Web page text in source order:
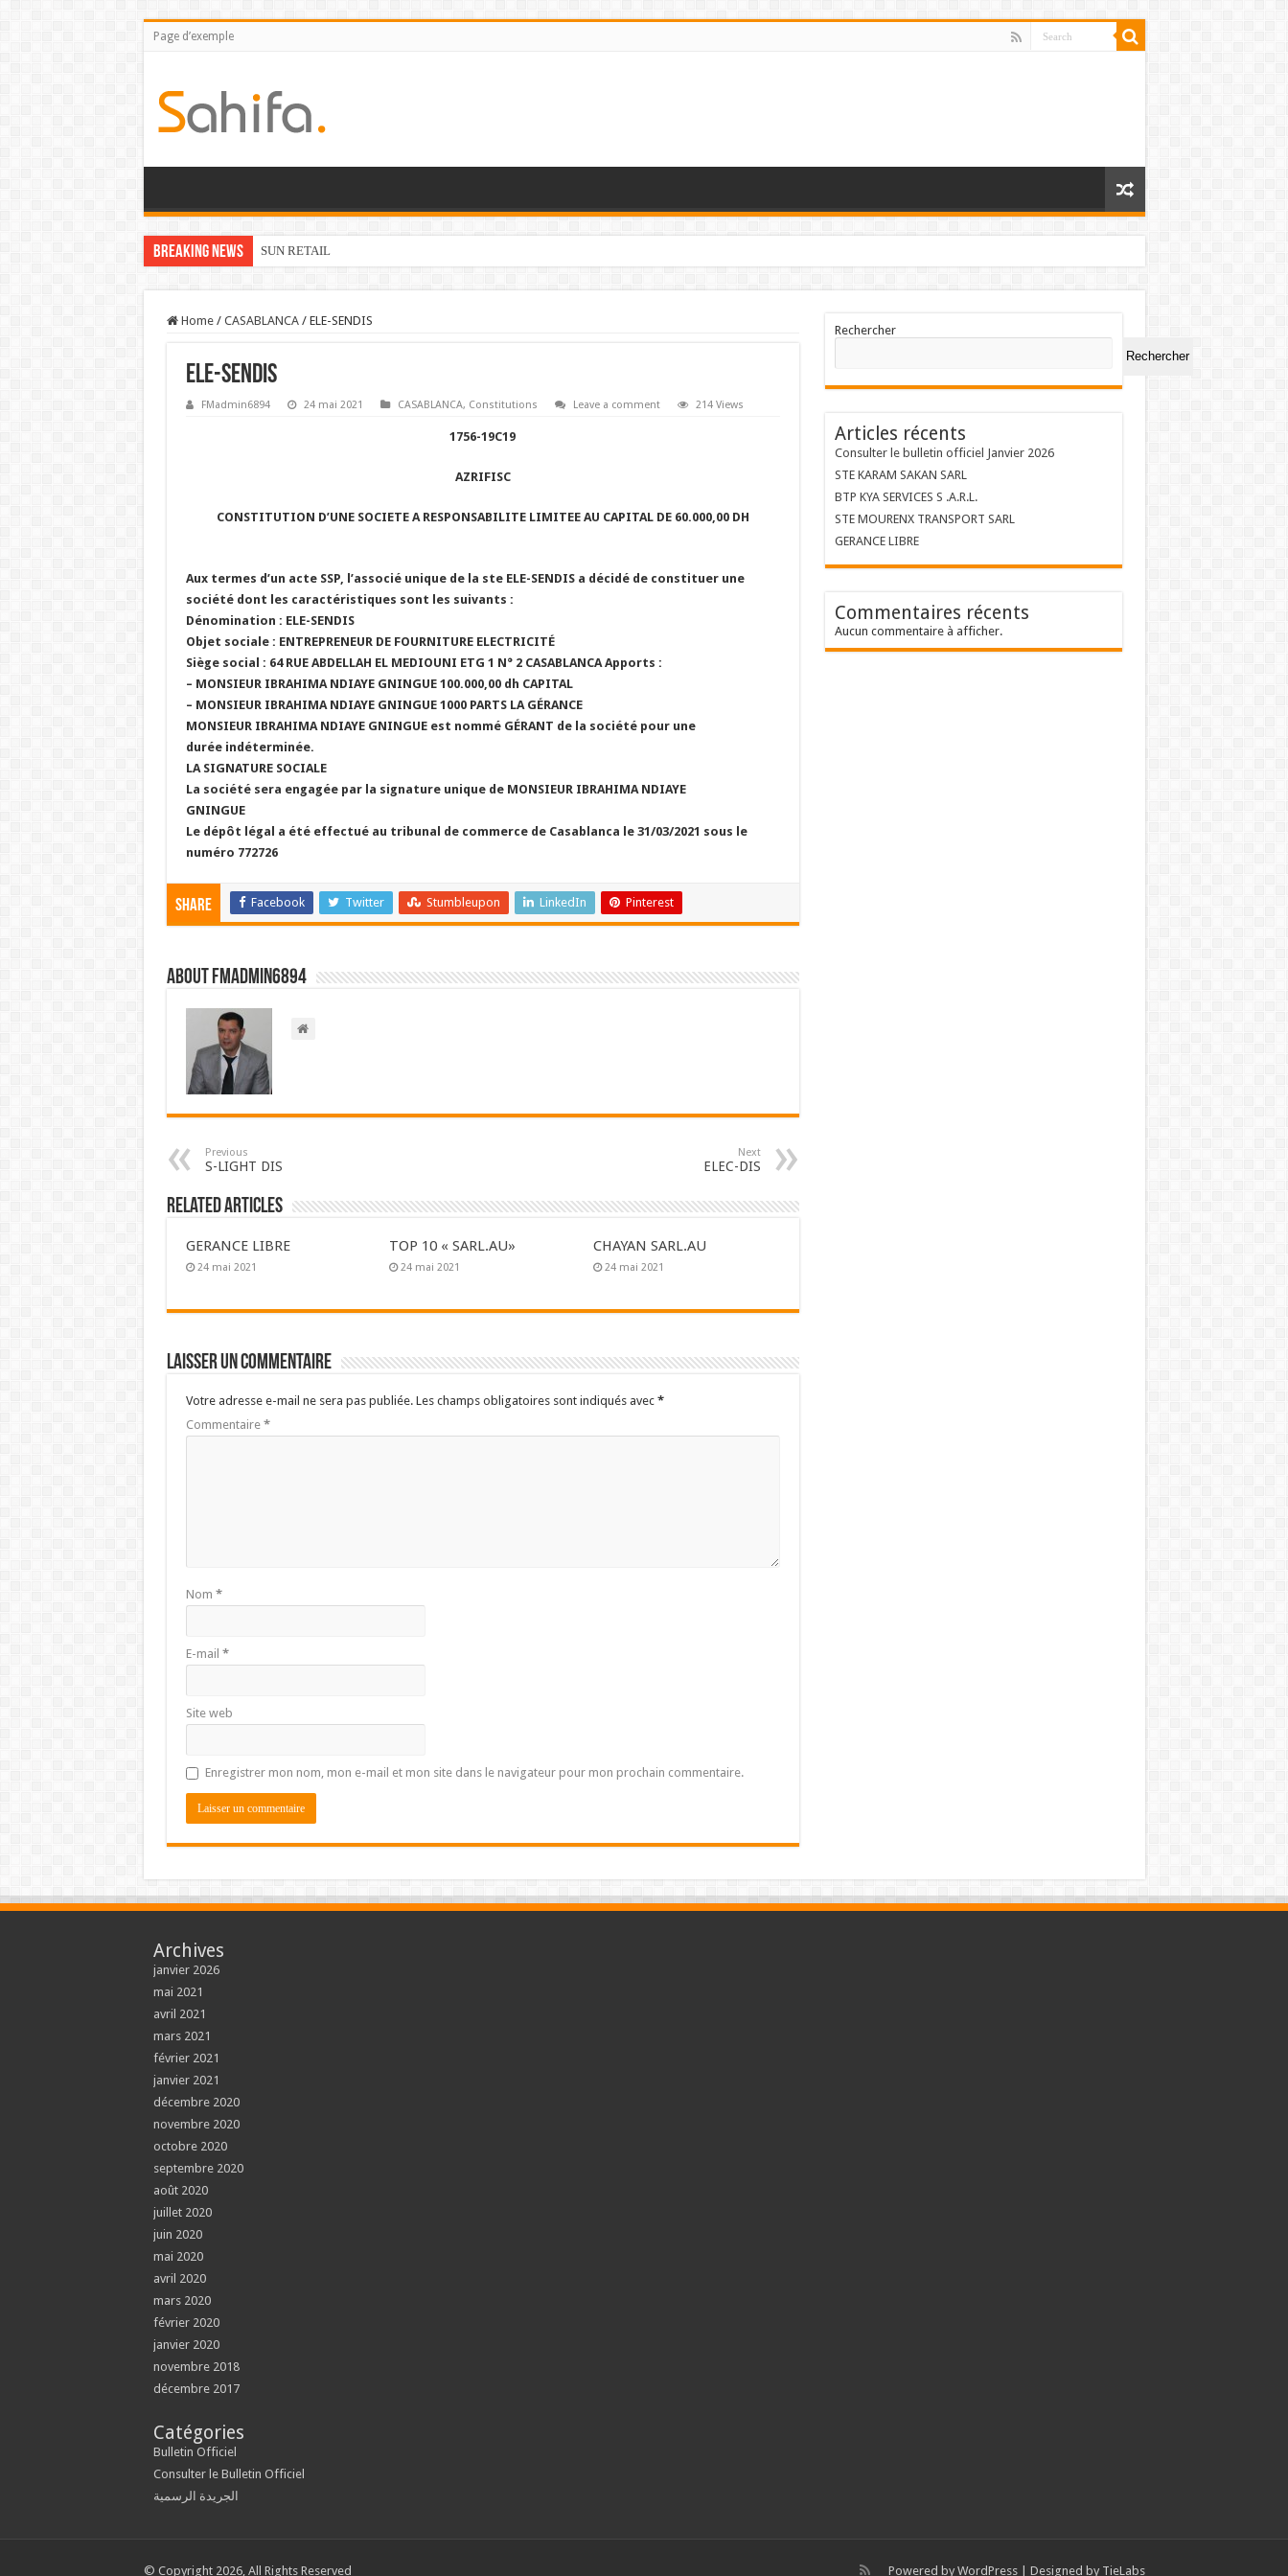
Page d’exemple
Breaking News SUN RETAIL
Home / CASABLANCA / ELE-SENDIS
ELE-SENDIS
FMadmin6894 24 mai 2021 CASABLANCA, Constitutions Leave a comment 214 Views
1756-19C19
AZRIFISC
CONSTITUTION D’UNE SOCIETE A RESPONSABILITE LIMITEE AU CAPITAL DE 60.000,00 DH
Aux termes d’un acte SSP, l’associé unique de la ste ELE-SENDIS a décidé de constituer une
société dont les caractéristiques sont les suivants :
Dénomination : ELE-SENDIS
Objet sociale : ENTREPRENEUR DE FOURNITURE ELECTRICITÉ
Siège social : 64 RUE ABDELLAH EL MEDIOUNI ETG 1 N° 2 CASABLANCA Apports :
– MONSIEUR IBRAHIMA NDIAYE GNINGUE 100.000,00 dh CAPITAL
– MONSIEUR IBRAHIMA NDIAYE GNINGUE 1000 PARTS LA GÉRANCE
MONSIEUR IBRAHIMA NDIAYE GNINGUE est nommé GÉRANT de la société pour une
durée indéterminée.
LA SIGNATURE SOCIALE
La société sera engagée par la signature unique de MONSIEUR IBRAHIMA NDIAYE
GNINGUE
Le dépôt légal a été effectué au tribunal de commerce de Casablanca le 31/03/2021 sous le
numéro 772726
Share Facebook Twitter Stumbleupon LinkedIn Pinterest
About FMadmin6894
Previous
S-LIGHT DIS
Next
ELEC-DIS
Related Articles
GERANCE LIBRE
24 mai 2021
TOP 10 « SARL.AU»
24 mai 2021
CHAYAN SARL.AU
24 mai 2021
Laisser un commentaire
Votre adresse e-mail ne sera pas publiée. Les champs obligatoires sont indiqués avec *
Commentaire *
Nom *
E-mail *
Site web
Enregistrer mon nom, mon e-mail et mon site dans le navigateur pour mon prochain commentaire.
Rechercher
Rechercher
Articles récents
Consulter le bulletin officiel Janvier 2026
STE KARAM SAKAN SARL
BTP KYA SERVICES S .A.R.L.
STE MOURENX TRANSPORT SARL
GERANCE LIBRE
Commentaires récents
Aucun commentaire à afficher.
Archives
janvier 2026
mai 2021
avril 2021
mars 2021
février 2021
janvier 2021
décembre 2020
novembre 2020
octobre 2020
septembre 2020
août 2020
juillet 2020
juin 2020
mai 2020
avril 2020
mars 2020
février 2020
janvier 2020
novembre 2018
décembre 2017
Catégories
Bulletin Officiel
Consulter le Bulletin Officiel
الجريدة الرسمية
Powered by WordPress| Designed by TieLabs
© Copyright 2026, All Rights Reserved